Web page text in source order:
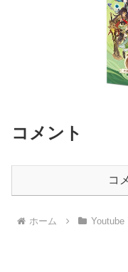
コメント
コ
ホーム Youtube